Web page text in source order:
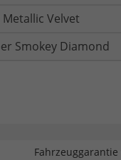
Metallic Velvet
Smokey Diamond